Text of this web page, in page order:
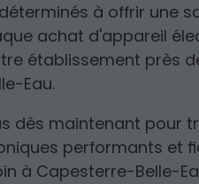
à offrir une
achat d'appareil
établissement près
Eau.
dès maintenant pour
performants et
à Capesterre-Belle-